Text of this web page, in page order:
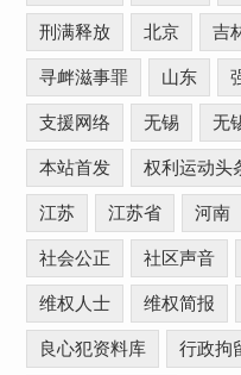
刑满释放 北京 吉
寻衅滋事罪 山东
支援网络 无锡 无
本站首发 权利运动头
江苏 江苏省 河南
社会公正 社区声音
维权人士 维权简报
良心犯资料库 行政拘